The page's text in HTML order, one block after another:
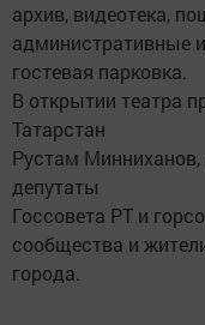
архив, видеотека,
административные
гостевая парковка.
В открытии театра
Татарстан
Рустам
депутаты
Госсовета РТ и
сообщества и
города.